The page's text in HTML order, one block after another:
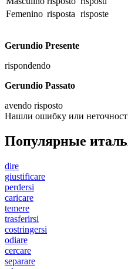
Femenino risposta risposte
Gerundio Presente
rispondendo
Gerundio Passato
avendo risposto
Нашли ошибку или
Популярные
dire
giustificare
perdersi
caricare
temere
trasferirsi
costringersi
odiare
cercare
separare